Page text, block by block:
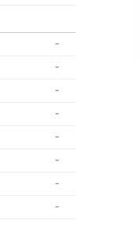
-
-
-
-
-
-
-
-